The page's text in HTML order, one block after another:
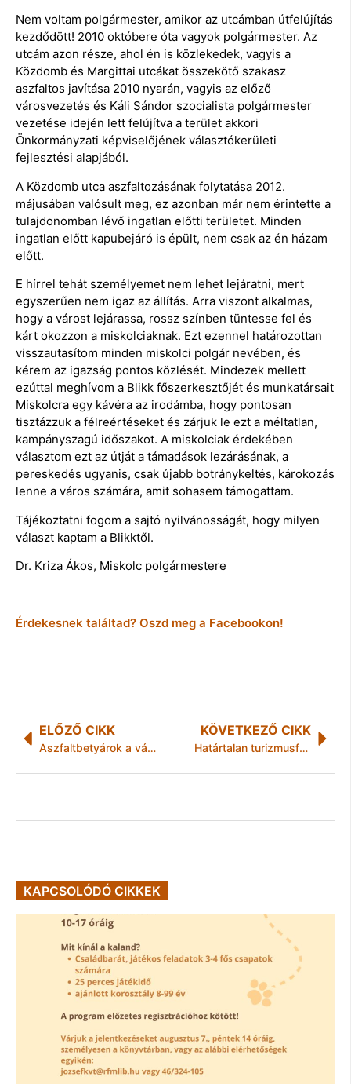
Nem voltam polgármester, amikor az utcámban útfelújítás
kezdődött! 2010 októbere óta vagyok polgármester. Az
utcám azon része, ahol én is közlekedek, vagyis a
Közdomb és Margittai utcákat összekötő szakasz
aszfaltos javítása 2010 nyarán, vagyis az előző
városvezetés és Káli Sándor szocialista polgármester
vezetése idején lett felújítva a terület akkori
Önkormányzati képviselőjének választókerületi
fejlesztési alapjából.
A Közdomb utca aszfaltozásának folytatása 2012.
májusában valósult meg, ez azonban már nem érintette a
tulajdonomban lévő ingatlan előtti területet. Minden
ingatlan előtt kapubejáró is épült, nem csak az én házam
előtt.
E hírrel tehát személyemet nem lehet lejáratni, mert
egyszerűen nem igaz az állítás. Arra viszont alkalmas,
hogy a várost lejárassa, rossz színben tüntesse fel és
kárt okozzon a miskolciaknak. Ezt ezennel határozottan
visszautasítom minden miskolci polgár nevében, és
kérem az igazság pontos közlését. Mindezek mellett
ezúttal meghívom a Blikk főszerkesztőjét és munkatársait
Miskolcra egy kávéra az irodámba, hogy pontosan
tisztázzuk a félreértéseket és zárjuk le ezt a méltatlan,
kampányszagú időszakot. A miskolciak érdekében
választom ezt az útját a támadások lezárásának, a
pereskedés ugyanis, csak újabb botránykeltés, károkozás
lenne a város számára, amit sohasem támogattam.
Tájékoztatni fogom a sajtó nyilvánosságát, hogy milyen
választ kaptam a Blikktől.
Dr. Kriza Ákos, Miskolc polgármestere
Érdekesnek találtad? Oszd meg a Facebookon!
ELŐZŐ CIKK
Aszfaltbetyárok a városvezetésben
KÖVETKEZŐ CIKK
Határtalan turizmusfejlesztés
KAPCSOLÓDÓ CIKKEK